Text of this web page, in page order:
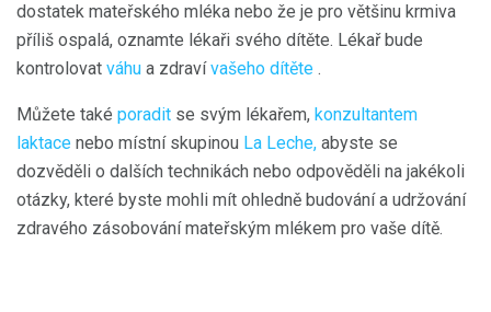
dostatek mateřského mléka nebo že je pro většinu krmiva
příliš ospalá, oznamte lékaři svého dítěte. Lékař bude
kontrolovat váhu a zdravívašeho dítěte .
Můžete také poradit se svým lékařem, konzultantem
laktace nebo místní skupinou La Leche, abyste se
dozvěděli o dalších technikách nebo odpověděli na jakékoli
otázky, které byste mohli mít ohledně budování a udržování
zdravého zásobování mateřským mlékem pro vaše dítě.